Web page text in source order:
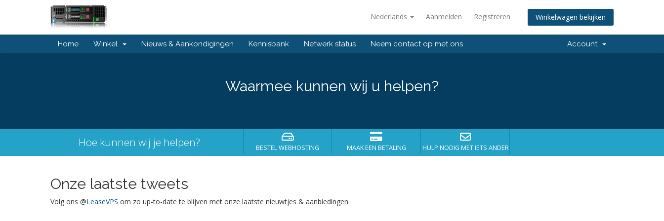
Nederlands Aanmelden Registreren Winkelwagen bekijken
Home Winkel Nieuws & Aankondigingen Kennisbank Netwerk status Neem contact op met ons Account
Waarmee kunnen wij u helpen?
Hoe kunnen wij je helpen? BESTEL WEBHOSTING MAAK EEN BETALING HULP NODIG MET IETS ANDERS?
Onze laatste tweets
Volg ons @LeaseVPS om zo up-to-date te blijven met onze laatste nieuwtjes & aanbiedingen